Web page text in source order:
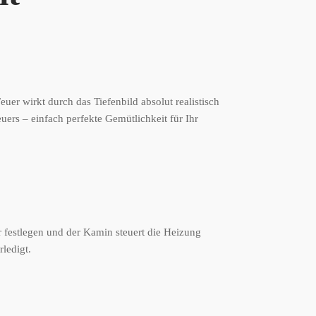
wirkt durch das Tiefenbild absolut realistisch
– einfach perfekte Gemütlichkeit für Ihr
und der Kamin steuert die Heizung